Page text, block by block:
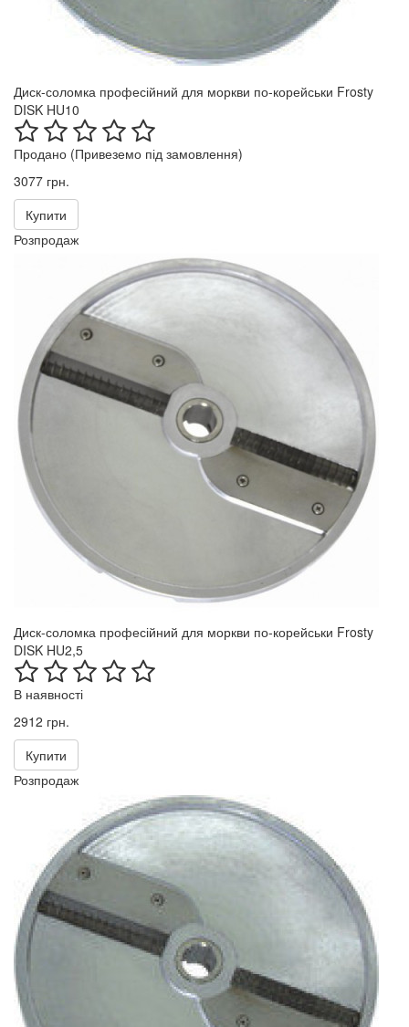
Диск-соломка професійний для моркви по-корейськи Frosty
DISK HU10
Продано (Привеземо під замовлення)
3077 грн.
Купити
Розпродаж
Диск-соломка професійний для моркви по-корейськи Frosty
DISK HU2,5
В наявності
2912 грн.
Купити
Розпродаж